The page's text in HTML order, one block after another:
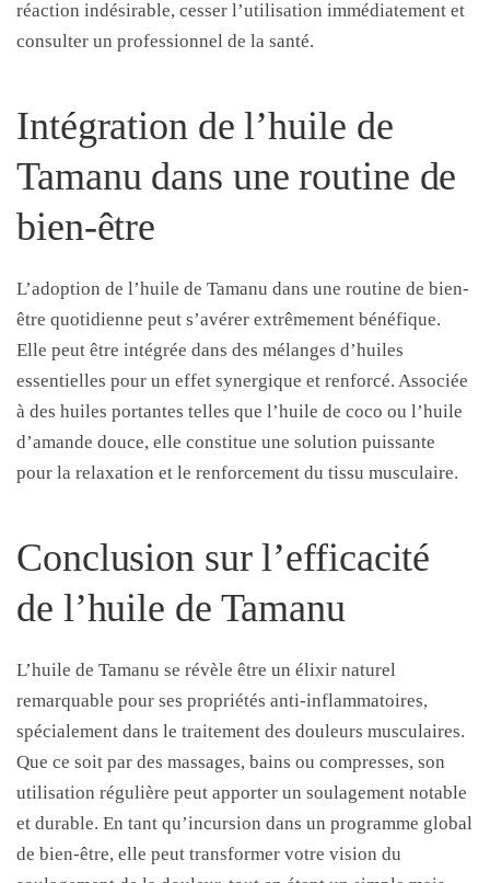
réaction indésirable, cesser l’utilisation immédiatement et
consulter un professionnel de la santé.
Intégration de l’huile de
Tamanu dans une routine de
bien-être
L’adoption de l’huile de Tamanu dans une routine de bien-
être quotidienne peut s’avérer extrêmement bénéfique.
Elle peut être intégrée dans des mélanges d’huiles
essentielles pour un effet synergique et renforcé. Associée
à des huiles portantes telles que l’huile de coco ou l’huile
d’amande douce, elle constitue une solution puissante
pour la relaxation et le renforcement du tissu musculaire.
Conclusion sur l’efficacité
de l’huile de Tamanu
L’huile de Tamanu se révèle être un élixir naturel
remarquable pour ses propriétés anti-inflammatoires,
spécialement dans le traitement des douleurs musculaires.
Que ce soit par des massages, bains ou compresses, son
utilisation régulière peut apporter un soulagement notable
et durable. En tant qu’incursion dans un programme global
de bien-être, elle peut transformer votre vision du